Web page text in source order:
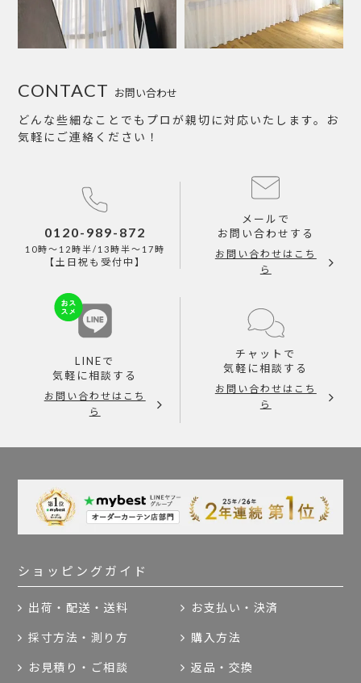
お問い合わせ
CONTACT
どんな些細なことでもプロが親切に対応いたします。お
気軽にご連絡ください！
0120-989-872
10時～12時半/13時半～17時
【土日祝も受付中】
メールで
お問い合わせする
お問い合わせはこち
ら
LINEで
気軽に相談する
お問い合わせはこち
ら
チャットで
気軽に相談する
お問い合わせはこち
ら
ショッピングガイド
出荷・配送・送料 お支払い・決済
採寸方法・測り方 購入方法
お見積り・ご相談 返品・交換